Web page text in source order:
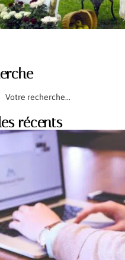
récents